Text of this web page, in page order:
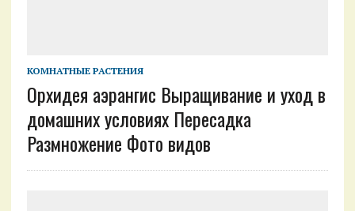
КОМНАТНЫЕ РАСТЕНИЯ
Орхидея аэрангис Выращивание и уход в
домашних условиях Пересадка
Размножение Фото видов